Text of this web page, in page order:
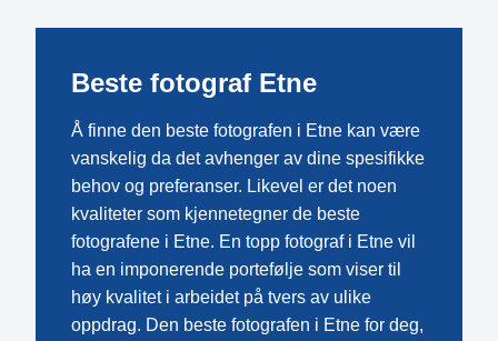
Beste fotograf Etne
Å finne den beste fotografen i Etne kan være
vanskelig da det avhenger av dine spesifikke
behov og preferanser. Likevel er det noen
kvaliteter som kjennetegner de beste
fotografene i Etne. En topp fotograf i Etne vil
ha en imponerende portefølje som viser til
høy kvalitet i arbeidet på tvers av ulike
oppdrag. Den beste fotografen i Etne for deg,